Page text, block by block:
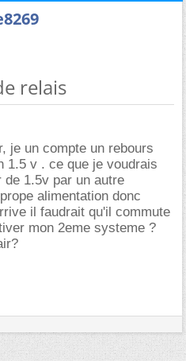
relais
je un compte un rebours
1.5 v . ce que je voudrais
1.5v par un autre
alimentation donc
il faudrait qu'il commute
mon 2eme systeme ?